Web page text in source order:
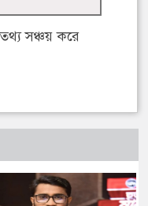
সঞ্চয় করে